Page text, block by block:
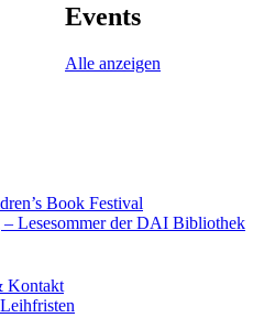
Events
Alle anzeigen
Book Festival
– Lesesommer der DAI Bibliothek
Kontakt